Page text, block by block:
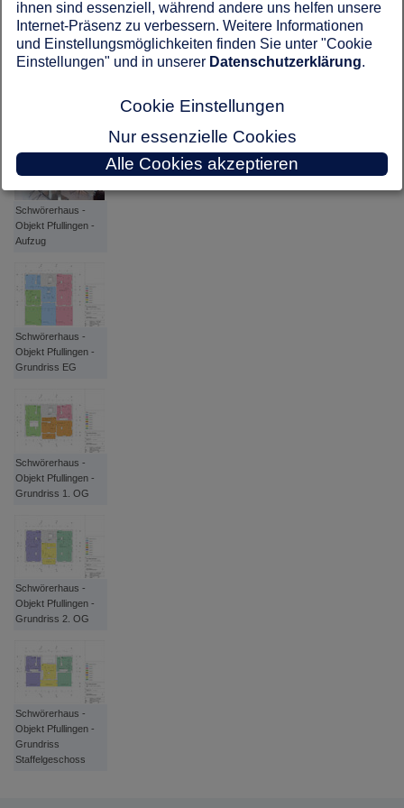
Schwörerhaus -
Objekt Pfullingen -
Aufzug
Schwörerhaus -
Objekt Pfullingen -
Grundriss EG
Schwörerhaus -
Objekt Pfullingen -
Grundriss 1. OG
Schwörerhaus -
Objekt Pfullingen -
Grundriss 2. OG
Schwörerhaus -
Objekt Pfullingen -
Grundriss
Staffelgeschoss
ihnen sind essenziell, während andere uns helfen unsere
Internet-Präsenz zu verbessern. Weitere Informationen
und Einstellungsmöglichkeiten finden Sie unter "Cookie
Einstellungen" und in unserer Datenschutzerklärung.
Cookie Einstellungen
Nur essenzielle Cookies
Alle Cookies akzeptieren